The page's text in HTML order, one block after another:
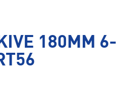
180MM 6-